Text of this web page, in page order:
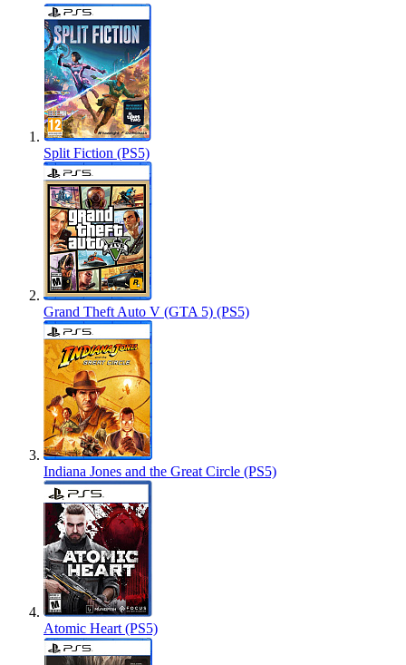
Split Fiction (PS5)
Grand Theft Auto V (GTA 5) (PS5)
Indiana Jones and the Great Circle (PS5)
Atomic Heart (PS5)